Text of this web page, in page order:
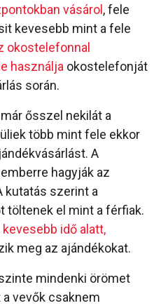
vásárol , fele
kevesebb mint a fele
okostelefonnal
használja okostelefonját
során.
ősszel nekilát a
több mint fele ekkor
A
hagyják az
kutatás szerint a
töltenek el mint a férfiak.
kevesebb idő alatt,
meg az ajándékokat.
mindenki örömet
vevők csaknem